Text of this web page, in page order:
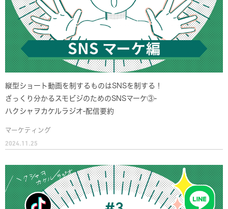
縦型ショート動画を制するものはSNSを制する！
ざっくり分かるスモビジのためのSNSマーケ③-
ハクシャヲカケルラジオ-配信要約
マーケティング
2024.11.25